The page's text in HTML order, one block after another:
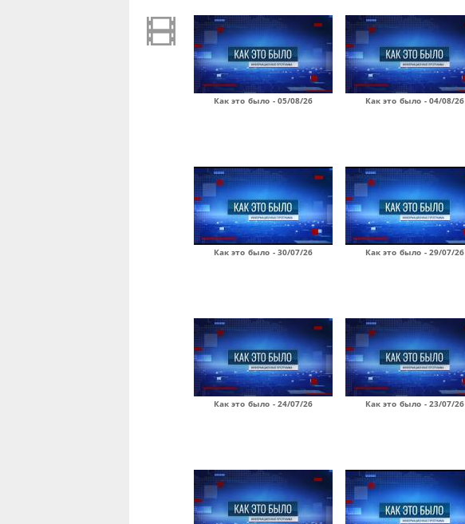
Как это было - 05/08/26 Как это было - 04/08/26
Как это было - 30/07/26 Как это было - 29/07/26
Как это было - 24/07/26 Как это было - 23/07/26